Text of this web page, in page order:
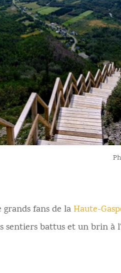
grands fans de laHaute-
sentiers battus et un brin à